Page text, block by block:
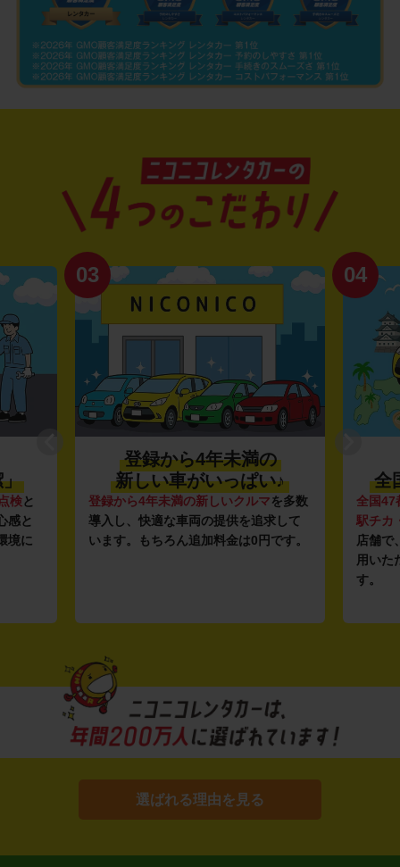
」
検と
感と
境に
03
登録から4年未満の
新しい車がいっぱい♪
登録から4年未満の新しいクルマを多数
導入し、快適な車両の提供を追求して
います。もちろん追加料金は0円です。
04
全
全国47
駅チカ
店舗で
用いた
す。
選ばれる理由を見る